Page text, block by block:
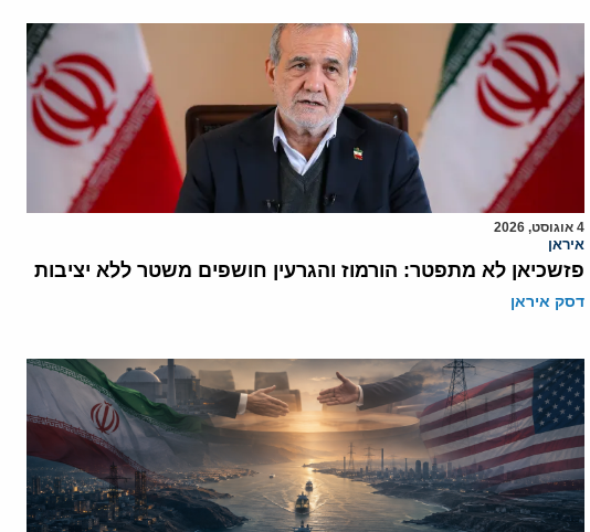
4 אוגוסט, 2026
איראן
פזשכיאן לא מתפטר: הורמוז והגרעין חושפים משטר ללא יציבות
דסק איראן